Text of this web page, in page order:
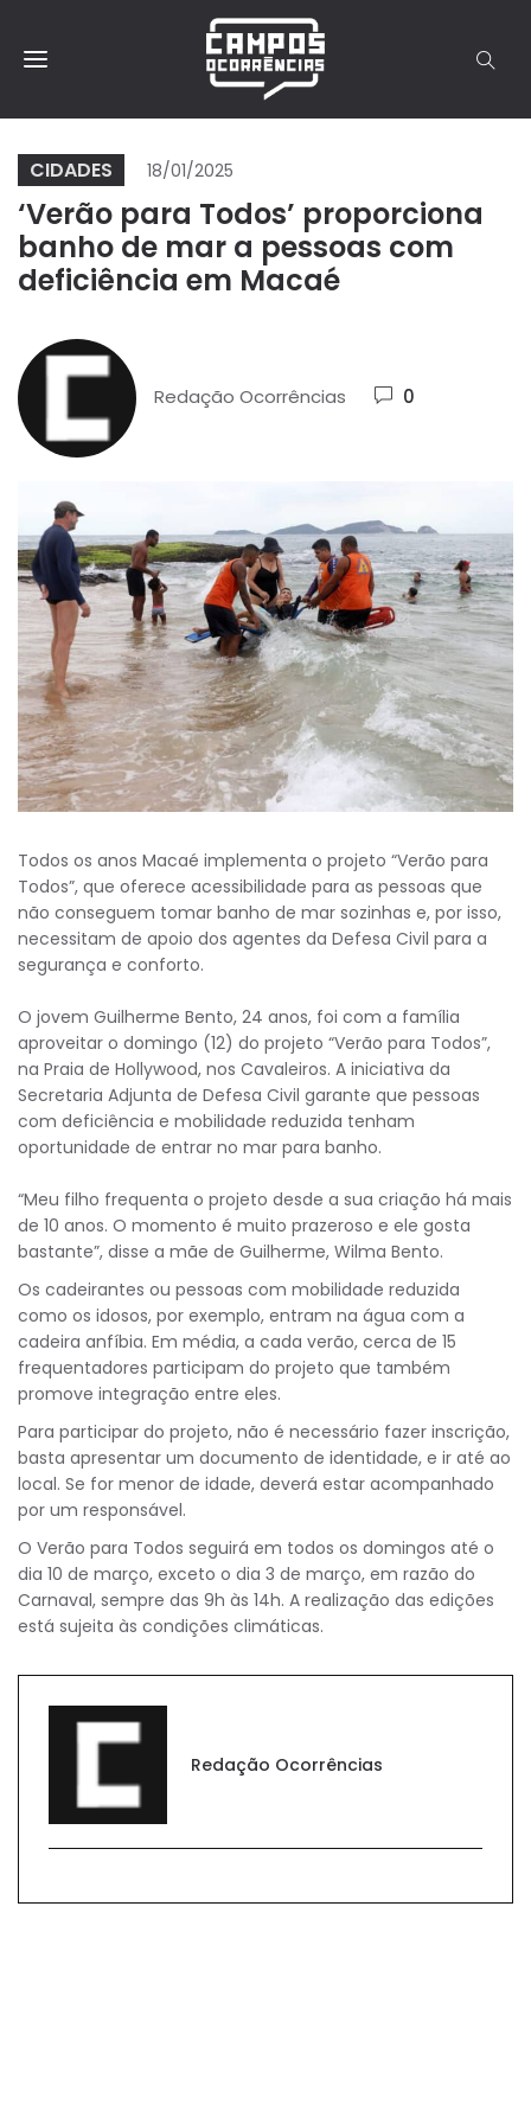
CIDADES 18/01/2025
‘Verão para Todos’ proporciona
banho de mar a pessoas com
deficiência em Macaé
Redação Ocorrências 0
Todos os anos Macaé implementa o projeto “Verão para
Todos”, que oferece acessibilidade para as pessoas que
não conseguem tomar banho de mar sozinhas e, por isso,
necessitam de apoio dos agentes da Defesa Civil para a
segurança e conforto.
O jovem Guilherme Bento, 24 anos, foi com a família
aproveitar o domingo (12) do projeto “Verão para Todos”,
na Praia de Hollywood, nos Cavaleiros. A iniciativa da
Secretaria Adjunta de Defesa Civil garante que pessoas
com deficiência e mobilidade reduzida tenham
oportunidade de entrar no mar para banho.
“Meu filho frequenta o projeto desde a sua criação há mais
de 10 anos. O momento é muito prazeroso e ele gosta
bastante”, disse a mãe de Guilherme, Wilma Bento.
Os cadeirantes ou pessoas com mobilidade reduzida
como os idosos, por exemplo, entram na água com a
cadeira anfíbia. Em média, a cada verão, cerca de 15
frequentadores participam do projeto que também
promove integração entre eles.
Para participar do projeto, não é necessário fazer inscrição,
basta apresentar um documento de identidade, e ir até ao
local. Se for menor de idade, deverá estar acompanhado
por um responsável.
O Verão para Todos seguirá em todos os domingos até o
dia 10 de março, exceto o dia 3 de março, em razão do
Carnaval, sempre das 9h às 14h. A realização das edições
está sujeita às condições climáticas.
Redação Ocorrências